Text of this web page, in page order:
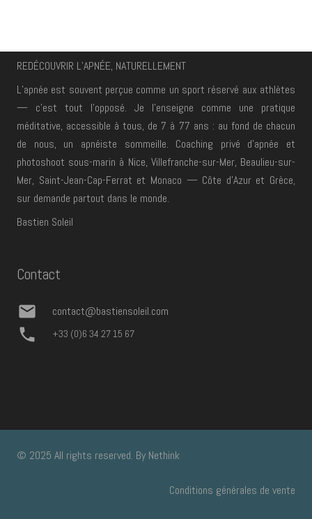
REDÉCOUVRIR L’APNÉE, NATURELLEMENT
L’apnée est souvent perçue comme un sport réservé aux athlètes
— c’est tout l’opposé. Je l’enseigne comme une pratique
méditative, accessible à tous, de 7 à 77 ans : au fond de chacun
de nous, un apnéiste sommeille. Coaching privé d’apnée et
photoshoot sous-marin à Nice, Villefranche-sur-Mer, Beaulieu-sur-
Mer, Saint-Jean-Cap-Ferrat et Monaco — Côte d’Azur et Grèce,
sur demande partout dans le monde.
Bastien Soleil
Contact
mail contact@bastiensoleil.com
phone +33 (0)6 34 27 15 67
© 2025 All rights reserved. By Nethink
Conditions générales de vente